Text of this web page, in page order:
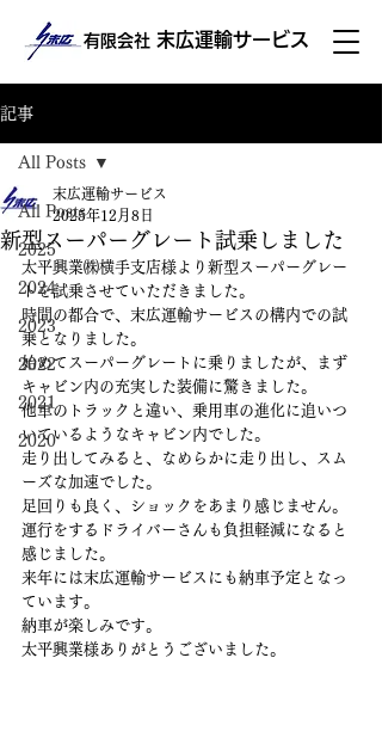
有限会社 末広運輸サービス
記事
All Posts
2025
2024
2023
2022
2021
2020
All Posts
新型スーパーグレート試乗しました
末広運輸サービス
2025年12月8日
太平興業㈱横手支店様より新型スーパーグレー
トを試乗させていただきました。
時間の都合で、末広運輸サービスの構内での試
乗となりました。
始めてスーパーグレートに乗りましたが、まず
キャビン内の充実した装備に驚きました。
他車のトラックと違い、乗用車の進化に追いつ
いているようなキャビン内でした。
走り出してみると、なめらかに走り出し、スム
ーズな加速でした。
足回りも良く、ショックをあまり感じません。
運行をするドライバーさんも負担軽減になると
感じました。
来年には末広運輸サービスにも納車予定となっ
ています。
納車が楽しみです。
太平興業様ありがとうございました。